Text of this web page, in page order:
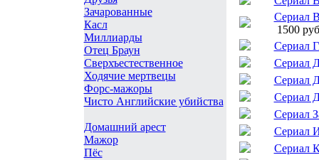
Зачарованные
Касл
Миллиарды
Отец Браун
Сверхъестественное
Ходячие мертвецы
Форс-мажоры
Чисто Английские убийства
Домашний арест
Мажор
Пёс
Сериал
1500
Сериал
Сериал
Сериал
Сериал
Сериал
Сериал
Сериал